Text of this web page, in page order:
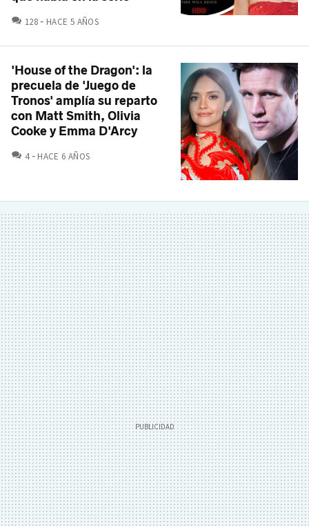
128COMENTARIOS
HACE 5 AÑOS
'House of the Dragon': la
precuela de 'Juego de
Tronos' amplía su reparto
con Matt Smith, Olivia
Cooke y Emma D'Arcy
4 COMENTARIOS
HACE 6 AÑOS